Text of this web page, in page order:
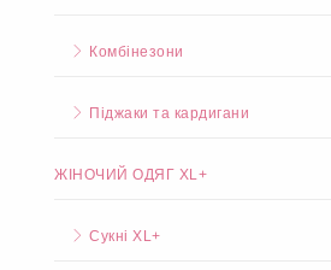
Комбінезони
Піджаки та кардигани
ЖІНОЧИЙ ОДЯГ XL+
Сукні XL+